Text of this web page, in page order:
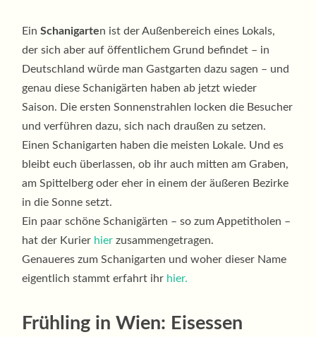
EinSchanigarten ist der Außenbereich eines Lokals,
der sich aber auf öffentlichem Grund befindet – in
Deutschland würde man Gastgarten dazu sagen – und
genau diese Schanigärten haben ab jetzt wieder
Saison. Die ersten Sonnenstrahlen locken die Besucher
und verführen dazu, sich nach draußen zu setzen.
Einen Schanigarten haben die meisten Lokale. Und es
bleibt euch überlassen, ob ihr auch mitten am Graben,
am Spittelberg oder eher in einem der äußeren Bezirke
in die Sonne setzt.
Ein paar schöne Schanigärten – so zum Appetitholen –
hat der Kurier hier zusammengetragen.
Genaueres zum Schanigarten und woher dieser Name
eigentlich stammt erfahrt ihr hier.
Frühling in Wien: Eisessen